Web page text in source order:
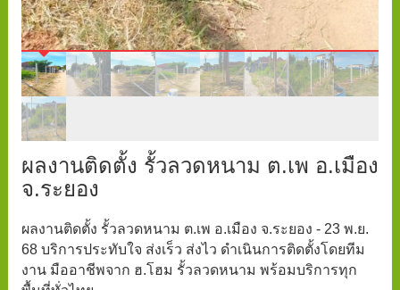
ผลงานติดตั้ง รั้วลวดหนาม ต.เพ อ.เมือง
จ.ระยอง
ผลงานติดตั้ง รั้วลวดหนาม ต.เพ อ.เมือง จ.ระยอง - 23 พ.ย.
68 บริการประทับใจ ส่งเร็ว ส่งไว ดำเนินการติดตั้งโดยทีม
งาน มืออาชีพจาก ฮ.โฮม รั้วลวดหนาม พร้อมบริการทุก